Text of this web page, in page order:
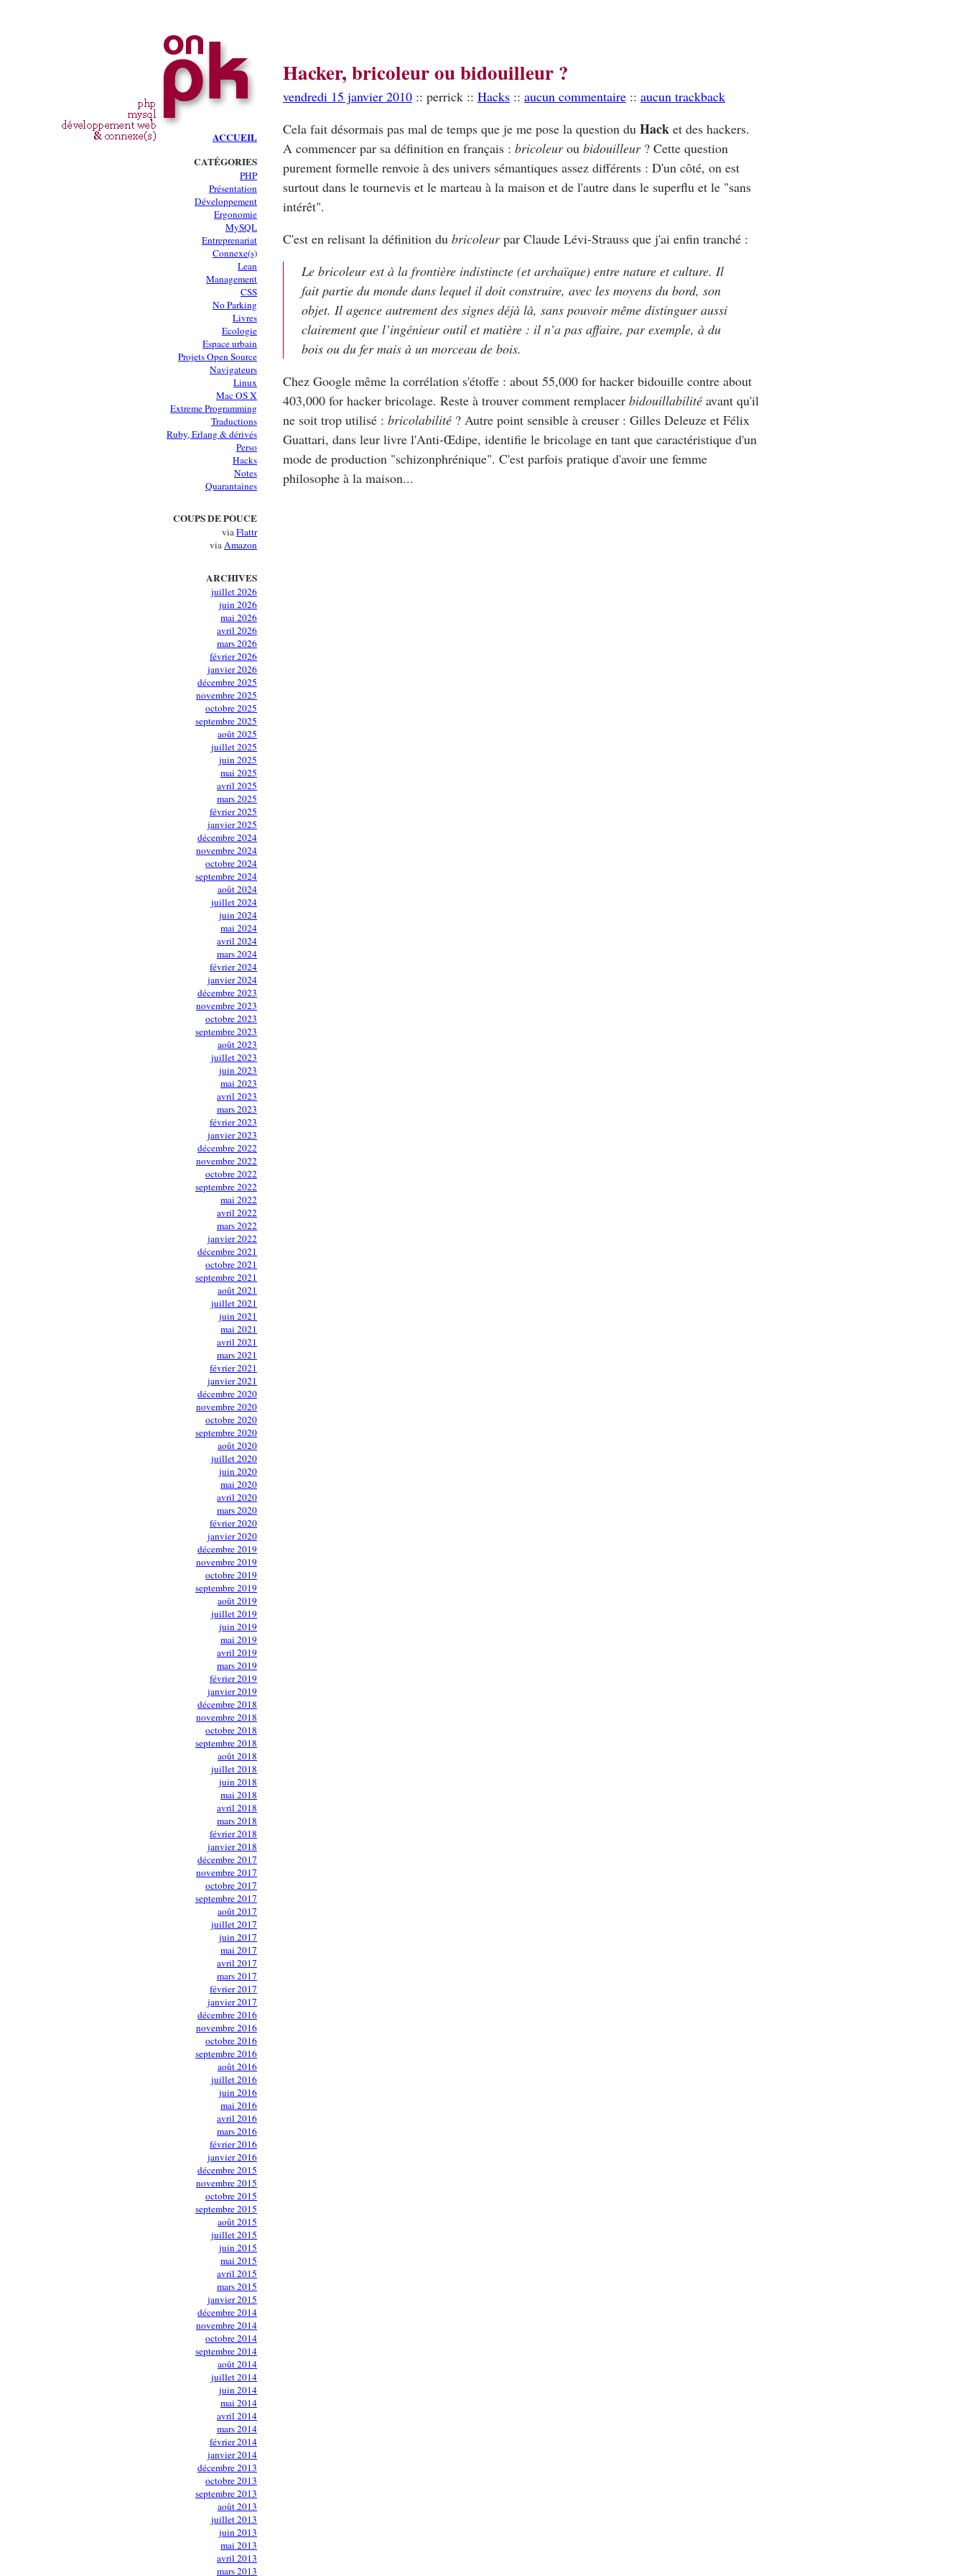
ACCUEIL
CATÉGORIES
PHP
Présentation
Développement
Ergonomie
MySQL
Entreprenariat
Connexe(s)
Lean
Management
CSS
No Parking
Livres
Ecologie
Espace urbain
Projets Open Source
Navigateurs
Linux
Mac OS X
Extreme Programming
Traductions
Ruby, Erlang & dérivés
Perso
Hacks
Notes
Quarantaines
COUPS DE POUCE
viaFlattr
viaAmazon
ARCHIVES
juillet 2026
juin 2026
mai 2026
avril 2026
mars 2026
février 2026
janvier 2026
décembre 2025
novembre 2025
octobre 2025
septembre 2025
août 2025
juillet 2025
juin 2025
mai 2025
avril 2025
mars 2025
février 2025
janvier 2025
décembre 2024
novembre 2024
octobre 2024
septembre 2024
août 2024
juillet 2024
juin 2024
mai 2024
avril 2024
mars 2024
février 2024
janvier 2024
décembre 2023
novembre 2023
octobre 2023
septembre 2023
août 2023
juillet 2023
juin 2023
mai 2023
avril 2023
mars 2023
février 2023
janvier 2023
décembre 2022
novembre 2022
octobre 2022
septembre 2022
mai 2022
avril 2022
mars 2022
janvier 2022
décembre 2021
octobre 2021
septembre 2021
août 2021
juillet 2021
juin 2021
mai 2021
avril 2021
mars 2021
février 2021
janvier 2021
décembre 2020
novembre 2020
octobre 2020
septembre 2020
août 2020
juillet 2020
juin 2020
mai 2020
avril 2020
mars 2020
février 2020
janvier 2020
décembre 2019
novembre 2019
octobre 2019
septembre 2019
août 2019
juillet 2019
juin 2019
mai 2019
avril 2019
mars 2019
février 2019
janvier 2019
décembre 2018
novembre 2018
octobre 2018
septembre 2018
août 2018
juillet 2018
juin 2018
mai 2018
avril 2018
mars 2018
février 2018
janvier 2018
décembre 2017
novembre 2017
octobre 2017
septembre 2017
août 2017
juillet 2017
juin 2017
mai 2017
avril 2017
mars 2017
février 2017
janvier 2017
décembre 2016
novembre 2016
octobre 2016
septembre 2016
août 2016
juillet 2016
juin 2016
mai 2016
avril 2016
mars 2016
février 2016
janvier 2016
décembre 2015
novembre 2015
octobre 2015
septembre 2015
août 2015
juillet 2015
juin 2015
mai 2015
avril 2015
mars 2015
janvier 2015
décembre 2014
novembre 2014
octobre 2014
septembre 2014
août 2014
juillet 2014
juin 2014
mai 2014
avril 2014
mars 2014
février 2014
janvier 2014
décembre 2013
octobre 2013
septembre 2013
août 2013
juillet 2013
juin 2013
mai 2013
avril 2013
mars 2013
Hacker, bricoleur ou bidouilleur ?
vendredi 15 janvier 2010 :: perrick :: Hacks :: aucun commentaire :: aucun trackback
Cela fait désormais pas mal de temps que je me pose la question du Hack et des hackers.
A commencer par sa définition en français : bricoleurou bidouilleur? Cette question
purement formelle renvoie à des univers sémantiques assez différents : D'un côté, on est
surtout dans le tournevis et le marteau à la maison et de l'autre dans le superflu et le "sans
intérêt".
C'est en relisant la définition du bricoleurpar Claude Lévi-Strauss que j'ai enfin tranché :
Le bricoleur est à la frontière indistincte (et archaïque) entre nature et culture. Il
fait partie du monde dans lequel il doit construire, avec les moyens du bord, son
objet. Il agence autrement des signes déjà là, sans pouvoir même distinguer aussi
clairement que l’ingénieur outil et matière : il n’a pas affaire, par exemple, à du
bois ou du fer mais à un morceau de bois.
Chez Google même la corrélation s'étoffe : about 55,000 for hacker bidouille contre about
403,000 for hacker bricolage. Reste à trouver comment remplacer bidouillabilité avant qu'il
ne soit trop utilisé : bricolabilité ? Autre point sensible à creuser : Gilles Deleuze et Félix
Guattari, dans leur livre l'Anti-Œdipe, identifie le bricolage en tant que caractéristique d'un
mode de production "schizonphrénique". C'est parfois pratique d'avoir une femme
philosophe à la maison...